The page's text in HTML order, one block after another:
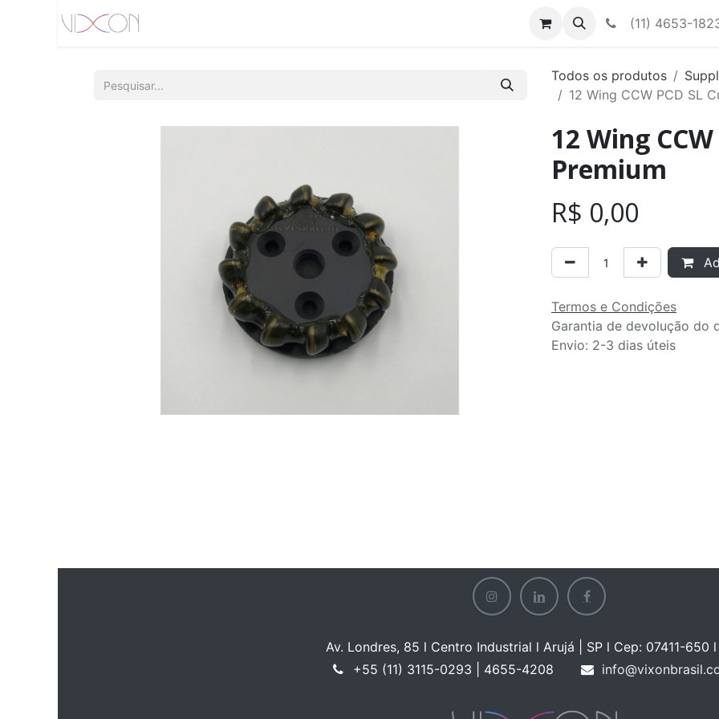
(11) 4653-
Todos os produtos
12 Wing CCW PCD SL
12 Wing
Premium
R$ 0,00
Termos e Condições
Garantia de devolução do
Envio: 2-3 dias úteis
Av. Londres, 85 l Centro Industrial l Arujá | SP l Cep: 07411-650 l
+55 (11) 3115-0293 | 4655-4208